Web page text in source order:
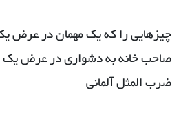
چیزهایی را که یک مهمان در عرض
صاحب خانه به دشواری در عرض
ضرب المثل آلمانی